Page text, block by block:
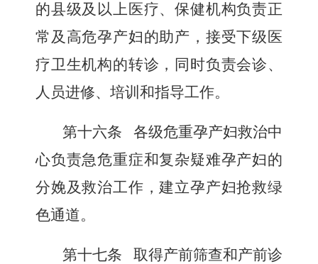
的县级及以上医疗、保健机构负责正
常及高危孕产妇的助产，接受下级医
疗卫生机构的转诊，同时负责会诊、
人员进修、培训和指导工作。
第十六条
各级危重孕产妇救治中
心负责急危重症和复杂疑难孕产妇的
分娩及救治工作，建立孕产妇抢救绿
色通道。
第十七条
取得产前筛查和产前诊